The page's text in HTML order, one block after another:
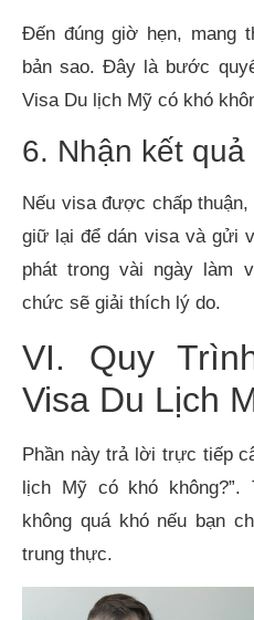
Đến đúng giờ hẹn, mang
bản sao. Đây là bước
Visa Du lịch Mỹ có khó
6. Nhận kết quả
Nếu visa được chấp
giữ lại để dán visa và gửi
phát trong vài ngày làm
chức sẽ giải thích lý do.
VI. Quy
Visa Du Lịch
Phần này trả lời trực tiếp
lịch Mỹ có khó
không quá khó nếu bạn
trung thực.